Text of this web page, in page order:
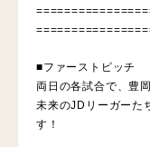
■ファーストピッチ
両日の各試合で、豊
未来のJDリーガーた
す！